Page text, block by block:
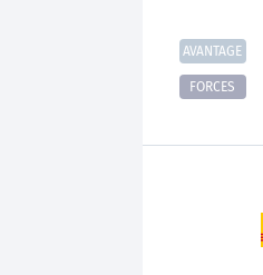
AVANTAGE
FORCES